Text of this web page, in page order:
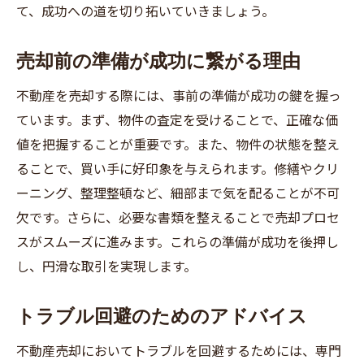
て、成功への道を切り拓いていきましょう。
売却前の準備が成功に繋がる理由
不動産を売却する際には、事前の準備が成功の鍵を握っ
ています。まず、物件の査定を受けることで、正確な価
値を把握することが重要です。また、物件の状態を整え
ることで、買い手に好印象を与えられます。修繕やクリ
ーニング、整理整頓など、細部まで気を配ることが不可
欠です。さらに、必要な書類を整えることで売却プロセ
スがスムーズに進みます。これらの準備が成功を後押し
し、円滑な取引を実現します。
トラブル回避のためのアドバイス
不動産売却においてトラブルを回避するためには、専門